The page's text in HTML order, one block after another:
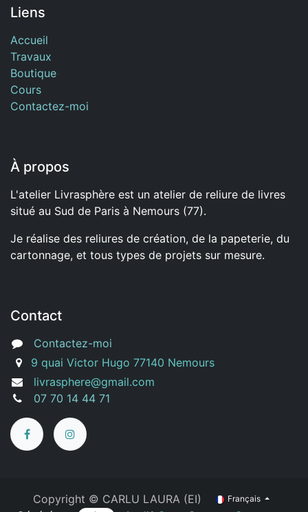
Liens
Accueil
Travaux
Boutique
Cours
Contactez-moi
À propos
L'atelier Livrasphère est un atelier de reliure de livres
situé au Sud de Paris à Nemours (77).
Je réalise des reliures de création, de la papeterie, du
cartonnage, et tous types de projets sur mesure.
Contact
Contactez-moi
9 quai Victor Hugo 77140 Nemours
livrasphere@gmail.com
07 70 14 44 71
Copyright © CARLU LAURA (EI) Français